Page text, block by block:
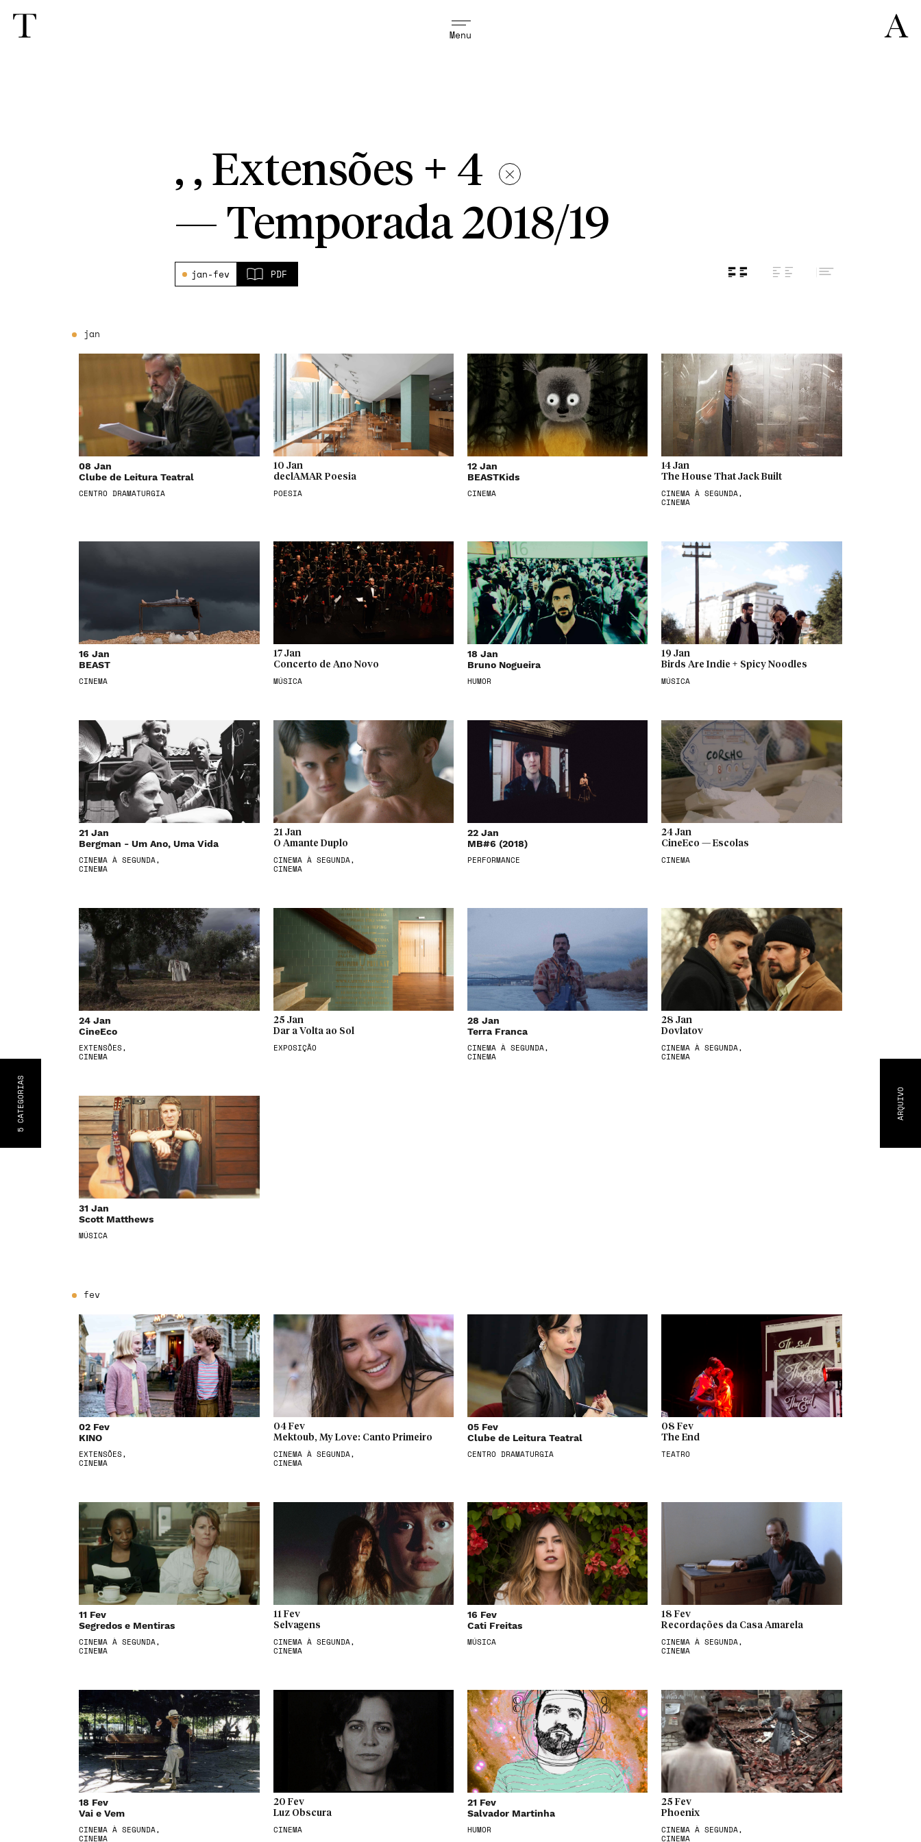
Menu
ARQUIVO
5
CATEGORIA
S
, , Extensões + 4
— Temporada 2018/19
jan-fev PDF
jan
08 Jan
Clube de Leitura Teatral
CENTRO DRAMATURGIA
10 Jan
declAMAR Poesia
POESIA
12 Jan
BEASTKids
CINEMA
14 Jan
The House That Jack Built
CINEMA À SEGUNDA,
CINEMA
16 Jan
BEAST
CINEMA
17 Jan
Concerto de Ano Novo
MÚSICA
18 Jan
Bruno Nogueira
HUMOR
19 Jan
Birds Are Indie + Spicy Noodles
MÚSICA
21 Jan
Bergman - Um Ano, Uma Vida
CINEMA À SEGUNDA,
CINEMA
21 Jan
O Amante Duplo
CINEMA À SEGUNDA,
CINEMA
22 Jan
MB#6 (2018)
PERFORMANCE
24 Jan
CineEco — Escolas
CINEMA
24 Jan
CineEco
EXTENSÕES,
CINEMA
25 Jan
Dar a Volta ao Sol
EXPOSIÇÃO
28 Jan
Terra Franca
CINEMA À SEGUNDA,
CINEMA
28 Jan
Dovlatov
CINEMA À SEGUNDA,
CINEMA
31 Jan
Scott Matthews
MÚSICA
fev
02 Fev
KINO
EXTENSÕES,
CINEMA
04 Fev
Mektoub, My Love: Canto Primeiro
CINEMA À SEGUNDA,
CINEMA
05 Fev
Clube de Leitura Teatral
CENTRO DRAMATURGIA
08 Fev
The End
TEATRO
11 Fev
Segredos e Mentiras
CINEMA À SEGUNDA,
CINEMA
11 Fev
Selvagens
CINEMA À SEGUNDA,
CINEMA
16 Fev
Cati Freitas
MÚSICA
18 Fev
Recordações da Casa Amarela
CINEMA À SEGUNDA,
CINEMA
18 Fev
Vai e Vem
CINEMA À SEGUNDA,
CINEMA
20 Fev
Luz Obscura
CINEMA
21 Fev
Salvador Martinha
HUMOR
25 Fev
Phoenix
CINEMA À SEGUNDA,
CINEMA